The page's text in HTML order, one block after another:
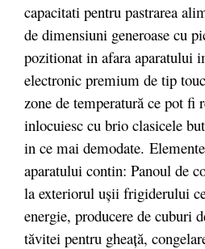
capacitati pentru pastrarea
de dimensiuni generoase cu
pozitionat in afara aparatului
electronic premium de tip
zone de temperatură ce pot fi
inlocuiesc cu brio clasicele
in ce mai demodate.
aparatului contin: Panoul de
la exteriorul uşii frigiderului
energie, producere de cuburi
tăvitei pentru gheaţă,